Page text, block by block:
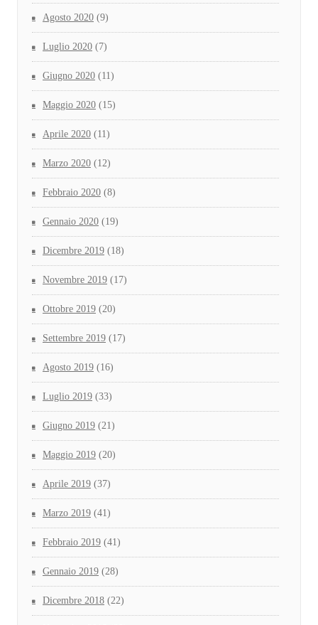
Agosto 2020 (9)
Luglio 2020 (7)
Giugno 2020 (11)
Maggio 2020 (15)
Aprile 2020 (11)
Marzo 2020 (12)
Febbraio 2020 (8)
Gennaio 2020 (19)
Dicembre 2019 (18)
Novembre 2019 (17)
Ottobre 2019 (20)
Settembre 2019 (17)
Agosto 2019 (16)
Luglio 2019 (33)
Giugno 2019 (21)
Maggio 2019 (20)
Aprile 2019 (37)
Marzo 2019 (41)
Febbraio 2019 (41)
Gennaio 2019 (28)
Dicembre 2018 (22)